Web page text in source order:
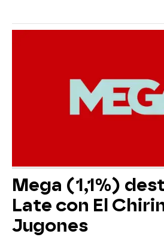
Mega (1,1%)
Late con El
Jugones